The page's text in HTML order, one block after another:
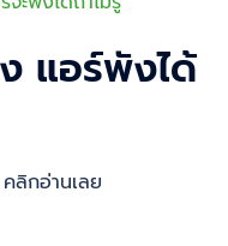
แอร์พังได้
ลิกอ่านเลย